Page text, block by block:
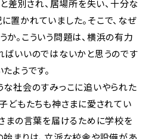
と差別され、居場所を失い、十分な
置かれていました。そこで、なぜ
。こういう問題は、横浜の有力
ばいいのではないかと思うのです
ようです。
な社会のすみっこに追いやられた
どもたちも神さまに愛されてい
まの言葉を届けるために学校を